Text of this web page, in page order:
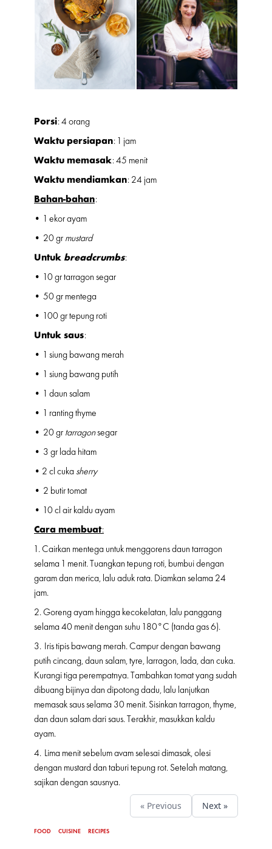
Porsi: 4 orang
Waktu persiapan: 1 jam
Waktu memasak: 45 menit
Waktu mendiamkan: 24 jam
Bahan-bahan:
• 1 ekor ayam
• 20 gr mustard
Untuk breadcrumbs:
• 10 gr tarragon segar
• 50 gr mentega
• 100 gr tepung roti
Untuk saus:
• 1 siung bawang merah
• 1 siung bawang putih
• 1 daun salam
• 1 ranting thyme
• 20 gr tarragonsegar
• 3 gr lada hitam
• 2 cl cuka sherry
• 2 butir tomat
• 10 cl air kaldu ayam
Cara membuat:
1. Cairkan mentega untuk menggorens daun tarragon
selama 1 menit. Tuangkan tepung roti, bumbui dengan
garam dan merica, lalu aduk rata. Diamkan selama 24
jam.
2. Goreng ayam hingga kecokelatan, lalu panggang
selama 40 menit dengan suhu 180°C (tanda gas 6).
3. Iris tipis bawang merah. Campur dengan bawang
putih cincang, daun salam, tyre, larragon, lada, dan cuka.
Kurangi tiga perempatnya. Tambahkan tomat yang sudah
dibuang bijinya dan dipotong dadu, lalu lanjutkan
memasak saus selama 30 menit. Sisinkan tarragon, thyme,
dan daun salam dari saus. Terakhir, masukkan kaldu
ayam.
4. Lima menit sebelum avam selesai dimasak, olesi
dengan mustard dan taburi tepung rot. Setelah matang,
sajikan dengan sausnya.
« Previous Next »
FOOD CUISINE RECIPES